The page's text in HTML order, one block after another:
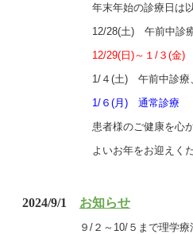
年末年始の診療日は
12/28(土) 午前中診療
12/29(日)～１/３(金
1/４(土) 午前中診療
1/６(月) 通常診療
患者様のご健康を心
よいお年をお迎えく
2024/9/1 お知らせ
９/２～10/５まで理学